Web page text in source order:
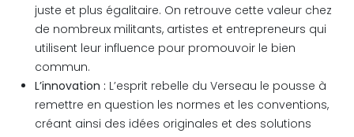
juste et plus égalitaire. On retrouve cette valeur chez
de nombreux militants, artistes et entrepreneurs qui
utilisent leur influence pour promouvoir le bien
commun.
L’innovation : L’esprit rebelle du Verseau le pousse à
remettre en question les normes et les conventions,
créant ainsi des idées originales et des solutions